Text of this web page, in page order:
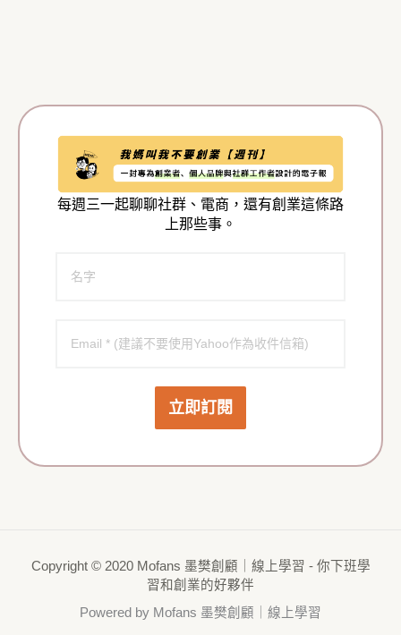
每週三一起聊聊社群、電商，還有創業這條路
上那些事。
立即訂閱
Copyright © 2020 Mofans 墨樊創顧｜線上學習 - 你下班學
習和創業的好夥伴
Powered by Mofans 墨樊創顧｜線上學習